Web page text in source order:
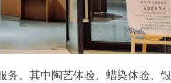
务。其中陶艺体验、蜡染体验、银